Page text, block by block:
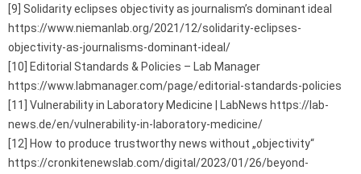
[9] Solidarity eclipses objectivity as journalism’s dominant ideal
https://www.niemanlab.org/2021/12/solidarity-eclipses-
objectivity-as-journalisms-dominant-ideal/
[10] Editorial Standards & Policies – Lab Manager
https://www.labmanager.com/page/editorial-standards-policies
[11] Vulnerability in Laboratory Medicine | LabNews https://lab-
news.de/en/vulnerability-in-laboratory-medicine/
[12] How to produce trustworthy news without „objectivity“
https://cronkitenewslab.com/digital/2023/01/26/beyond-